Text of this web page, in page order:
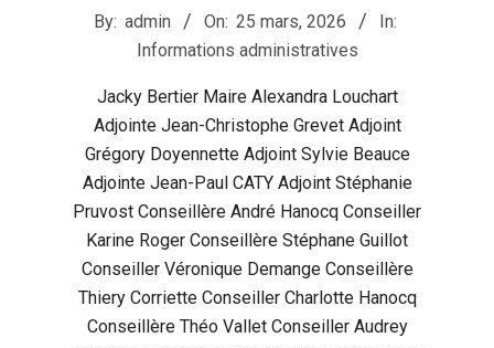
2026-
By: admin On: 25 mars, 2026
In:
Informations administratives
Jacky Bertier Maire Alexandra Louchart
Adjointe Jean-Christophe Grevet Adjoint
Grégory Doyennette Adjoint Sylvie Beauce
Adjointe Jean-Paul CATY Adjoint Stéphanie
Pruvost Conseillère André Hanocq Conseiller
Karine Roger Conseillère Stéphane Guillot
Conseiller Véronique Demange Conseillère
Thiery Corriette Conseiller Charlotte Hanocq
Conseillère Théo Vallet Conseiller Audrey